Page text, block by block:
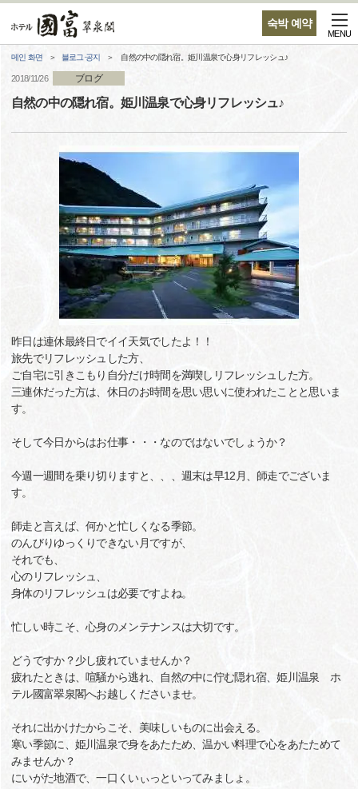
숙박 예약
MENU
메인 화면 블로그·공지 自然の中の隠れ宿。姫川温泉で心身リフレッシュ♪
2018/11/26 ブログ
自然の中の隠れ宿。姫川温泉で心身リフレッシュ♪
昨日は連休最終日でイイ天気でしたよ！！
旅先でリフレッシュした方、
ご自宅に引きこもり自分だけ時間を満喫しリフレッシュした方。
三連休だった方は、休日のお時間を思い思いに使われたことと思いま
す。
そして今日からはお仕事・・・なのではないでしょうか？
今週一週間を乗り切りますと、、、週末は早12月、師走でございま
す。
師走と言えば、何かと忙しくなる季節。
のんびりゆっくりできない月ですが、
それでも、
心のリフレッシュ、
身体のリフレッシュは必要ですよね。
忙しい時こそ、心身のメンテナンスは大切です。
どうですか？少し疲れていませんか？
疲れたときは、喧騒から逃れ、自然の中に佇む隠れ宿、姫川温泉 ホ
テル國富翠泉閣へお越しくださいませ。
それに出かけたからこそ、美味しいものに出会える。
寒い季節に、姫川温泉で身をあたため、温かい料理で心をあたためて
みませんか？
にいがた地酒で、一口くいぃっといってみましょ。